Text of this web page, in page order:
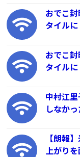
おでこ
タイル
おでこ
タイル
中村江
しなか
【朗報
上がり